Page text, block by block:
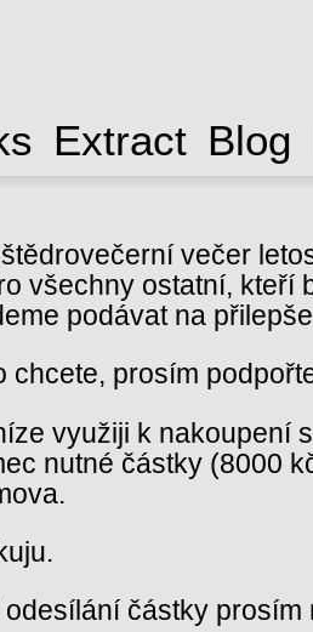
Extract Blog
večer
všechny ostatní, kteří
podávat na
chcete, prosím
využiji k nakoupení
nutné částky (8000
odesílání částky prosím